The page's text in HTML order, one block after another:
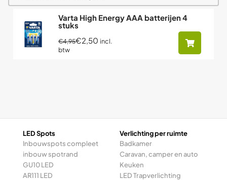
Varta High Energy AAA batterijen 4
stuks
€4,95€2,50 incl.
btw
LED Spots
Inbouwspots compleet
inbouw spotrand
GU10 LED
AR111 LED
Verlichting per ruimte
Badkamer
Caravan, camper en auto
Keuken
LED Trapverlichting